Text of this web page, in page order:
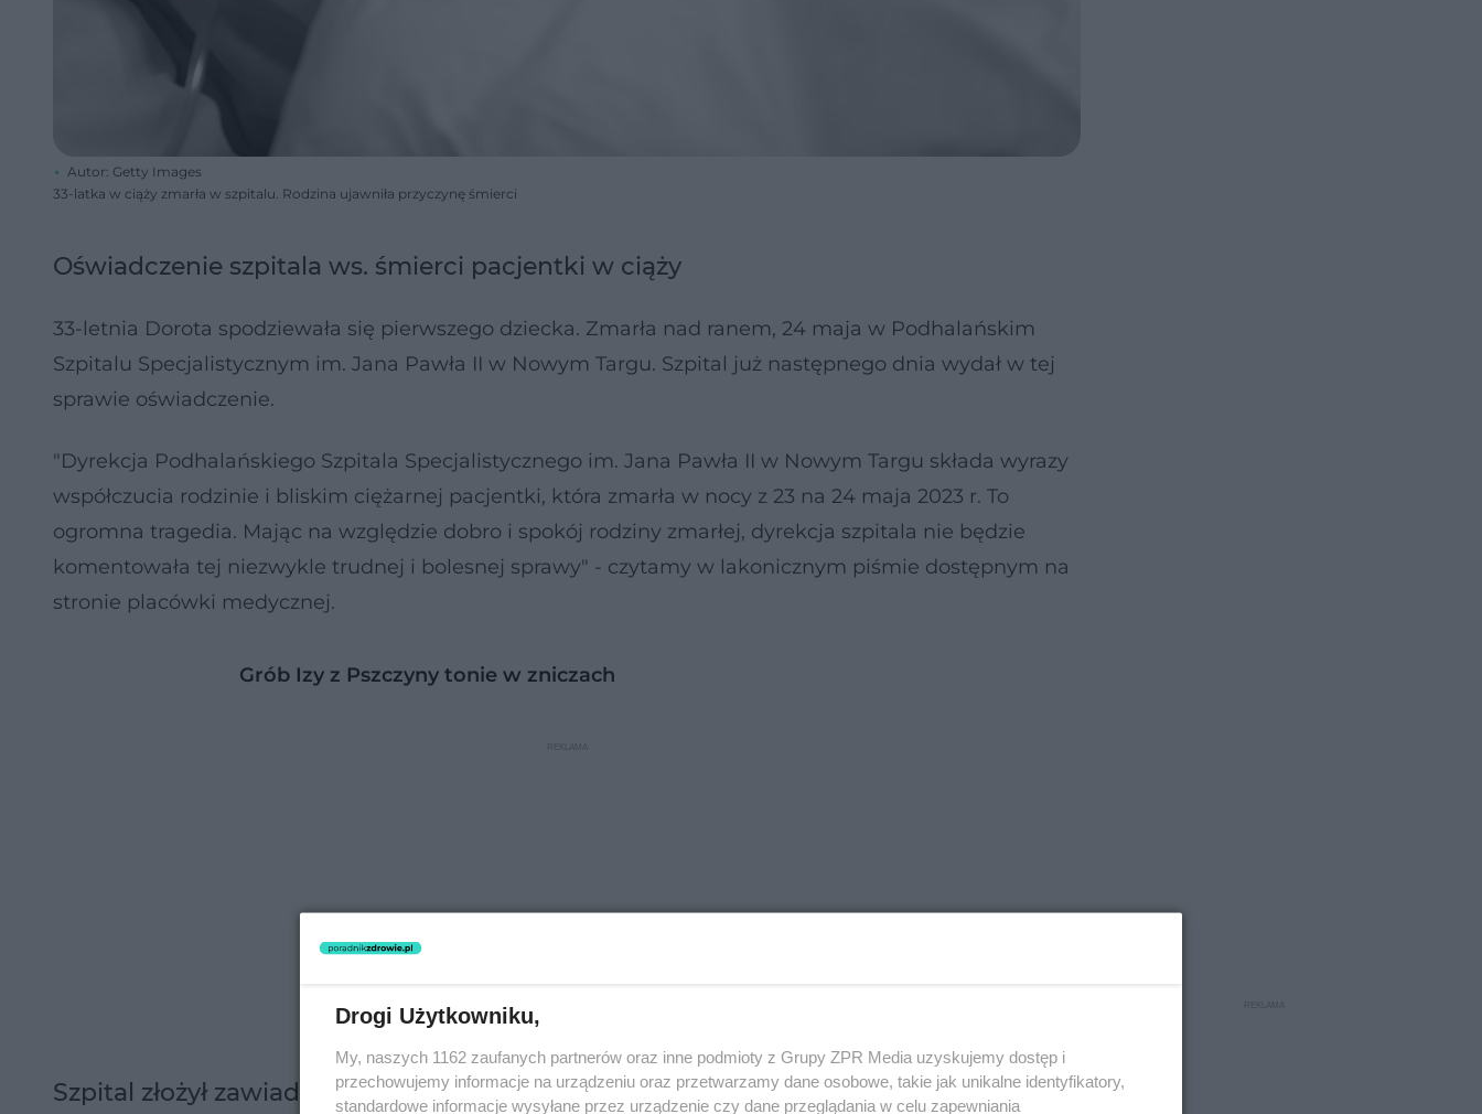
Autor: Getty Images
33-latka w ciąży zmarła w szpitalu. Rodzina ujawniła przyczynę śmierci
Oświadczenie szpitala ws. śmierci pacjentki w ciąży
33-letnia Dorota spodziewała się pierwszego dziecka. Zmarła nad ranem, 24 maja w Podhalańskim
Szpitalu Specjalistycznym im. Jana Pawła II w Nowym Targu. Szpital już następnego dnia wydał w tej
sprawie oświadczenie.
"Dyrekcja Podhalańskiego Szpitala Specjalistycznego im. Jana Pawła II w Nowym Targu składa wyrazy
współczucia rodzinie i bliskim ciężarnej pacjentki, która zmarła w nocy z 23 na 24 maja 2023 r. To
ogromna tragedia. Mając na względzie dobro i spokój rodziny zmarłej, dyrekcja szpitala nie będzie
komentowała tej niezwykle trudnej i bolesnej sprawy" - czytamy w lakonicznym piśmie dostępnym na
stronie placówki medycznej.
Grób Izy z Pszczyny tonie w zniczach
Szpital złożył zawiadomienie do prokuratury
Drogi Użytkowniku,
My, naszych 1162 zaufanych partnerów oraz inne podmioty z Grupy ZPR Media uzyskujemy dostęp i
przechowujemy informacje na urządzeniu oraz przetwarzamy dane osobowe, takie jak unikalne identyfikatory,
standardowe informacje wysyłane przez urządzenie czy dane przeglądania w celu zapewniania